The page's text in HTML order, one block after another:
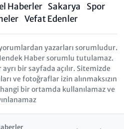
Haberler Sakarya
Spor
Vefat Edenler
yazarları sorumludur.
Haber sorumlu tutulamaz.
bir sayfada açılır. Sitemizde
ve fotoğraflar izin alınmaksızın
bir ortamda kullanılamaz ve